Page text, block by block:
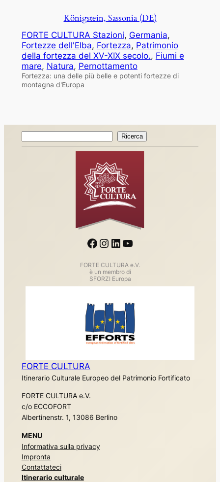
Königstein, Sassonia (DE)
FORTE CULTURA Stazioni, Germania
Fortezze dell'Elba, Fortezza, Patrimonio
della fortezza del XV-XIX secolo., Fiumi e
mare, Natura, Pernottamento
Fortezza: una delle più belle e potenti fortezze di
montagna d'Europa
Ricerca
Facebook Instagram LinkedIn YouTube
FORTE CULTURA e.V.
è un membro di
SFORZI Europa
FORTE CULTURA
Itinerario Culturale Europeo del Patrimonio Fortificato
FORTE CULTURA e.V.
c/o ECCOFORT
Albertinenstr. 1, 13086 Berlino
MENU
Informativa sulla privacy
Impronta
Contattateci
Itinerario culturale